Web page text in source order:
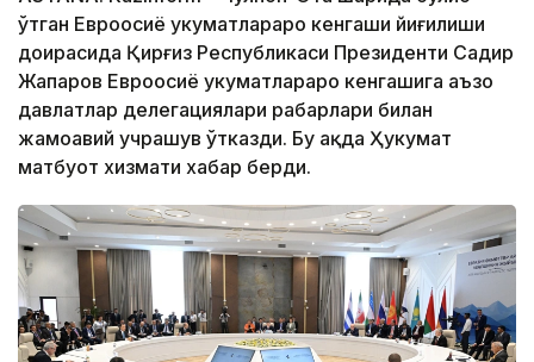
ўтган Евроосиё ҳукуматлараро кенгаши йиғилиши
доирасида Қирғиз Республикаси Президенти Садир
Жапаров Евроосиё ҳукуматлараро кенгашига аъзо
давлатлар делегациялари раҳбарлари билан
жамоавий учрашув ўтказди. Бу ҳақда Ҳукумат
матбуот хизмати хабар берди.